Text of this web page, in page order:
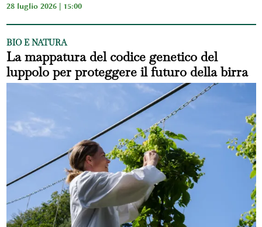
28 luglio 2026 | 15:00
BIO E NATURA
La mappatura del codice genetico del
luppolo per proteggere il futuro della birra